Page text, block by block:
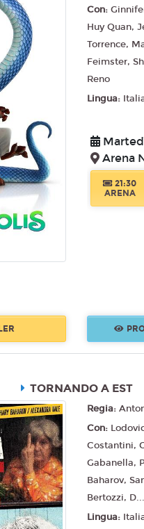
Con:
Huy Quan,
Torrence,
Feimster,
Reno
Lingua:
Arena
21:30
ARENA
TORNANDO A EST
Regia:
Con:
Costantini,
Gabanella,
Baharov,
Bertozzi, D...
Lingua: